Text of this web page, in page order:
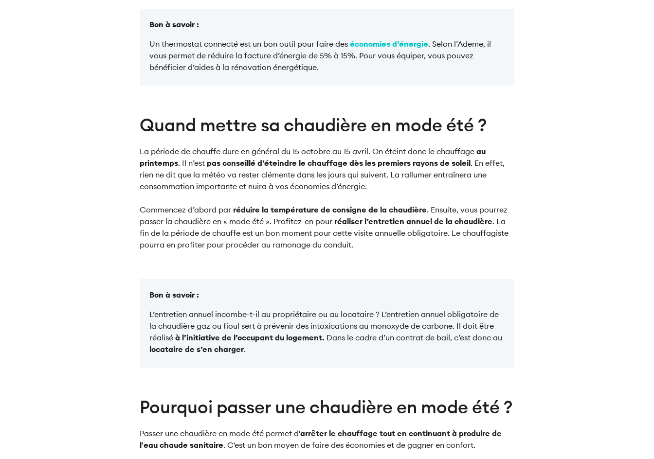
Bon à savoir :
Un thermostat connecté est un bon outil pour faire des économies d’énergie. Selon l’Ademe, il
vous permet de réduire la facture d’énergie de 5% à 15%. Pour vous équiper, vous pouvez
bénéficier d’aides à la rénovation énergétique.
Quand mettre sa chaudière en mode été ?
La période de chauffe dure en général du 15 octobre au 15 avril. On éteint donc le chauffage au
printemps. Il n’est pas conseillé d’éteindre le chauffage dès les premiers rayons de soleil. En effet,
rien ne dit que la météo va rester clémente dans les jours qui suivent. La rallumer entraînera une
consommation importante et nuira à vos économies d’énergie.
Commencez d’abord par réduire la température de consigne de la chaudière. Ensuite, vous pourrez
passer la chaudière en « mode été ». Profitez-en pour réaliser l’entretien annuel de la chaudière. La
fin de la période de chauffe est un bon moment pour cette visite annuelle obligatoire. Le chauffagiste
pourra en profiter pour procéder au ramonage du conduit.
Bon à savoir :
L’entretien annuel incombe-t-il au propriétaire ou au locataire ? L’entretien annuel obligatoire de
la chaudière gaz ou fioul sert à prévenir des intoxications au monoxyde de carbone. Il doit être
réalisé à l’initiative de l’occupant du logement. Dans le cadre d’un contrat de bail, c’est donc au
locataire de s’en charger.
Pourquoi passer une chaudière en mode été ?
Passer une chaudière en mode été permet d'arrêter le chauffage tout en continuant à produire de
l'eau chaude sanitaire. C'est un bon moyen de faire des économies et de gagner en confort.